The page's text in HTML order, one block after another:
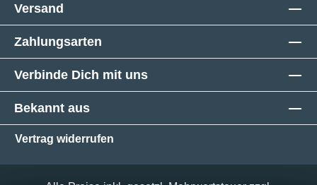
Versand
Zahlungsarten
Verbinde Dich mit uns
Bekannt aus
Vertrag widerrufen